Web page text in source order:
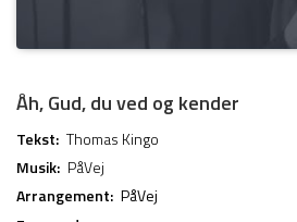
Åh, Gud, du ved og kender
Tekst: Thomas Kingo
Musik: PåVej
Arrangement: PåVej